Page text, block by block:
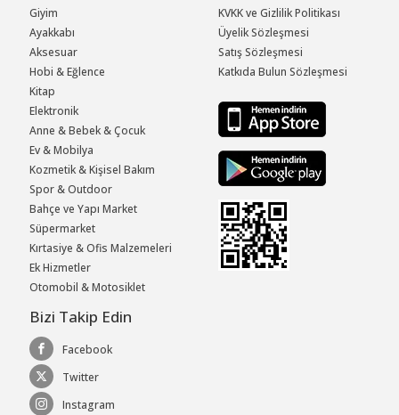
Giyim
Ayakkabı
Aksesuar
Hobi & Eğlence
Kitap
Elektronik
Anne & Bebek & Çocuk
Ev & Mobilya
Kozmetik & Kişisel Bakım
Spor & Outdoor
Bahçe ve Yapı Market
Süpermarket
Kırtasiye & Ofis Malzemeleri
Ek Hizmetler
Otomobil & Motosiklet
KVKK ve Gizlilik Politikası
Üyelik Sözleşmesi
Satış Sözleşmesi
Katkıda Bulun Sözleşmesi
Bizi Takip Edin
Facebook
Twitter
Instagram